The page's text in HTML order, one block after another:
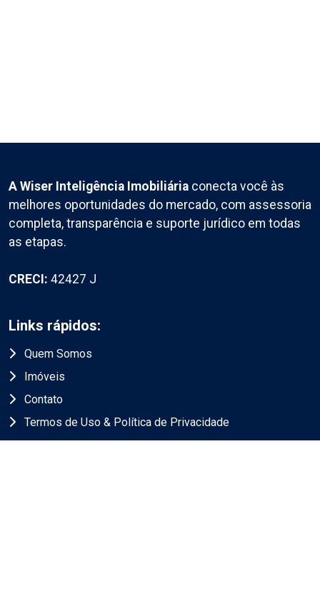
A Wiser Inteligência Imobiliária conecta você às
melhores oportunidades do mercado, com assessoria
completa, transparência e suporte jurídico em todas
as etapas.
CRECI: 42427 J
Links rápidos:
Quem Somos
Imóveis
Contato
Termos de Uso & Política de Privacidade